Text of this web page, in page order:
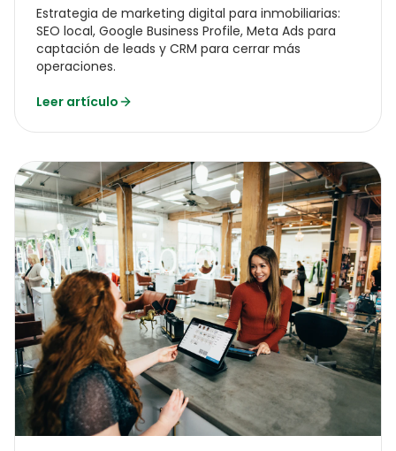
Estrategia de marketing digital para inmobiliarias:
SEO local, Google Business Profile, Meta Ads para
captación de leads y CRM para cerrar más
operaciones.
Leer artículo